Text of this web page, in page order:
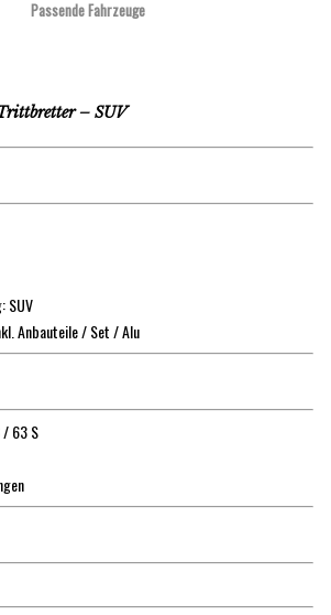
Passende Fahrzeuge
– SUV
SUV
Anbauteile / Set / Alu
/ 63 S